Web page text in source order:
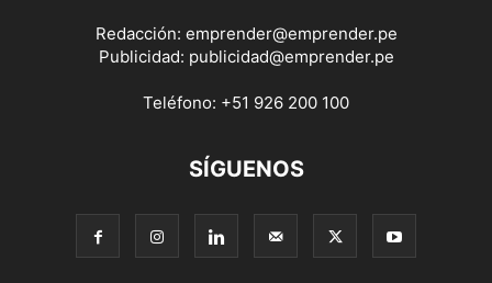
Redacción: emprender@emprender.pe
Publicidad: publicidad@emprender.pe
Teléfono: +51 926 200 100
SÍGUENOS